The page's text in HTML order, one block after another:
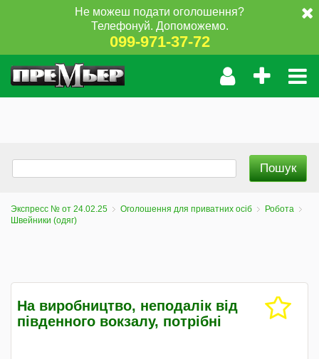
Не можеш подати оголошення?
Телефонуй. Допоможемо.
099-971-37-72
Экспресс № от 24.02.25 Оголошення для приватних осіб
Робота
Швейники (одяг)
На виробництво, неподалік від
південного вокзалу, потрібні